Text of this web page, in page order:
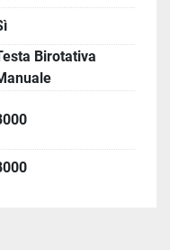
Birotativa